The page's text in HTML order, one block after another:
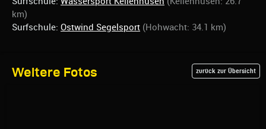
km)
Surfschule: Ostwind Segelsport (Hohwacht: 34.1 km)
Weitere Fotos zurück zur Übersicht